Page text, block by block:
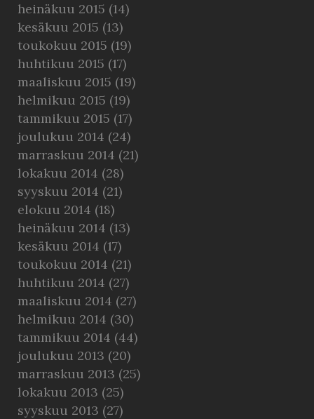
heinäkuu 2015 (14)
kesäkuu 2015 (13)
toukokuu 2015 (19)
huhtikuu 2015 (17)
maaliskuu 2015 (19)
helmikuu 2015 (19)
tammikuu 2015 (17)
joulukuu 2014 (24)
marraskuu 2014 (21)
lokakuu 2014 (28)
syyskuu 2014 (21)
elokuu 2014 (18)
heinäkuu 2014 (13)
kesäkuu 2014 (17)
toukokuu 2014 (21)
huhtikuu 2014 (27)
maaliskuu 2014 (27)
helmikuu 2014 (30)
tammikuu 2014 (44)
joulukuu 2013 (20)
marraskuu 2013 (25)
lokakuu 2013 (25)
syyskuu 2013 (27)